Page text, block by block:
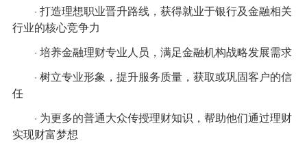
· 打造理想职业晋升路线，获得就业于银行及金融相关
行业的核心竞争力
· 培养金融理财专业人员，满足金融机构战略发展需求
· 树立专业形象，提升服务质量，获取或巩固客户的信
任
· 为更多的普通大众传授理财知识，帮助他们通过理财
实现财富梦想